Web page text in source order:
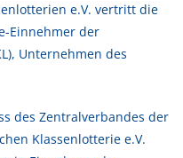
e.V. vertritt die
Einnehmer der
Unternehmen des
des Zentralverbandes der
Klassenlotterie e.V.